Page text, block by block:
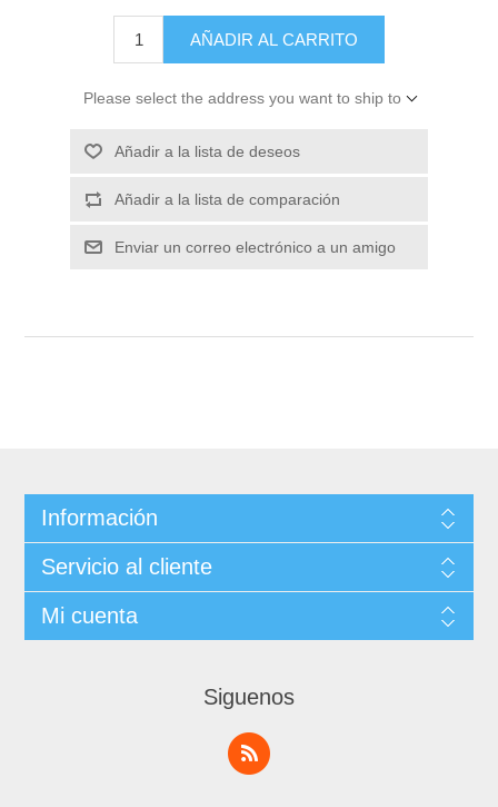
Please select the address you want to ship to
Información
Servicio al cliente
Mi cuenta
Siguenos